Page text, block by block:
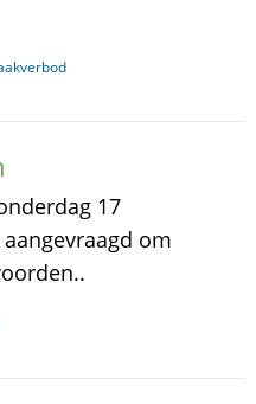
17
om